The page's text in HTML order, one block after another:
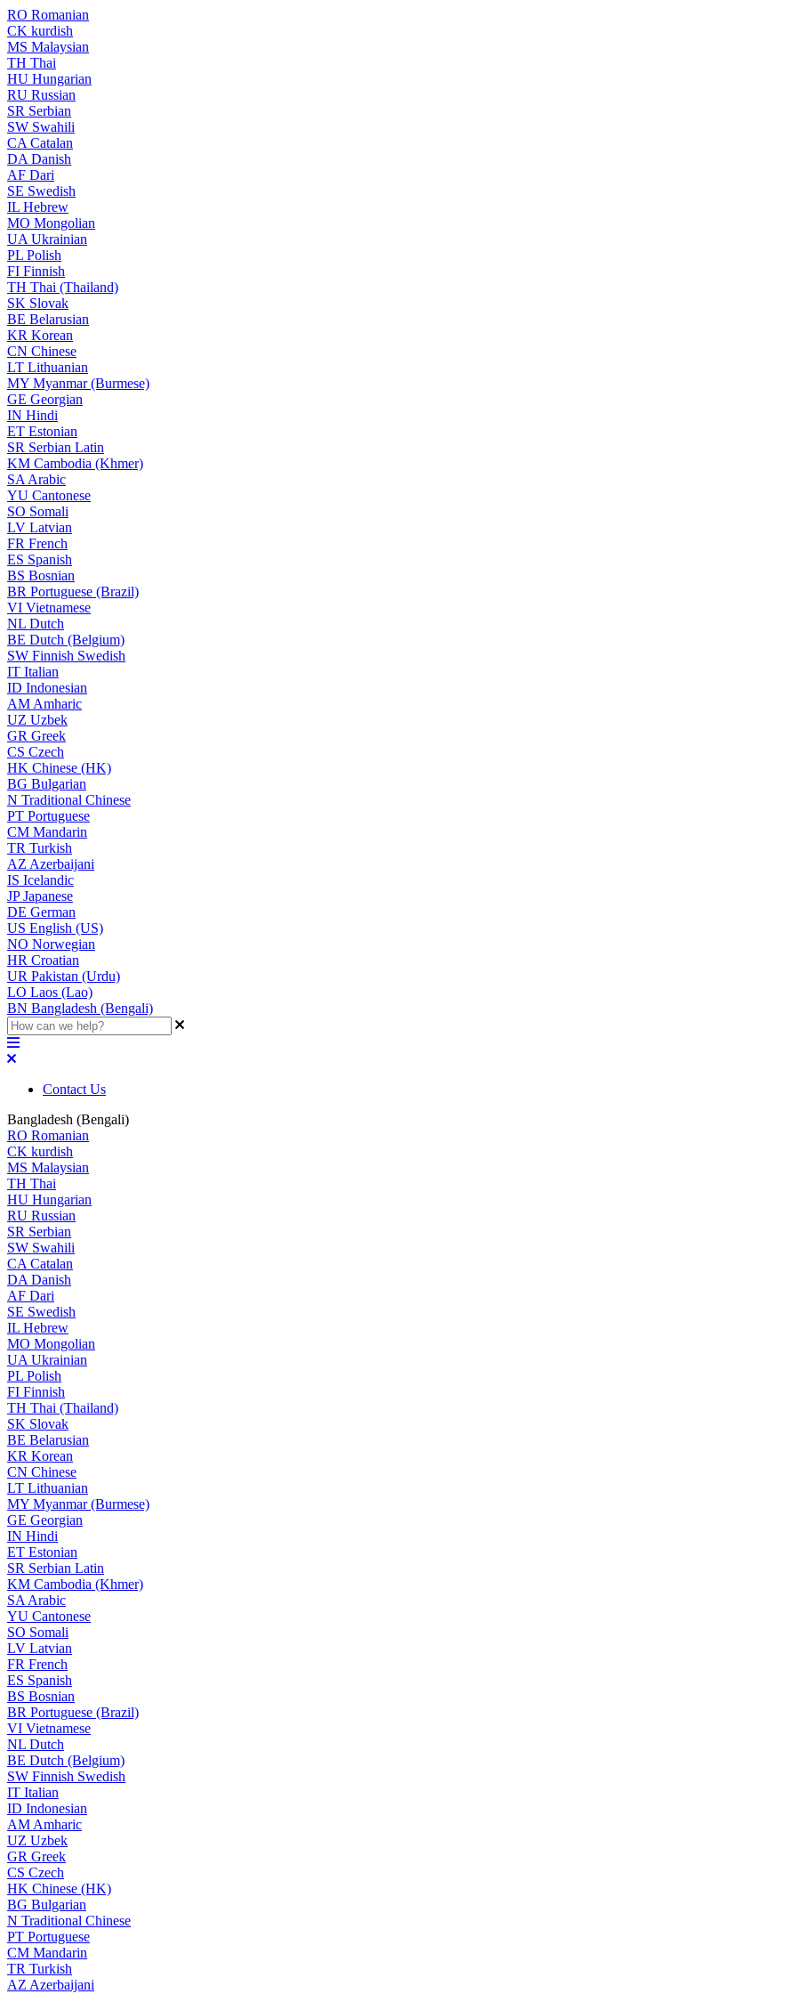
RO Romanian
CK kurdish
MS Malaysian
TH Thai
HU Hungarian
RU Russian
SR Serbian
SW Swahili
CA Catalan
DA Danish
AF Dari
SE Swedish
IL Hebrew
MO Mongolian
UA Ukrainian
PL Polish
FI Finnish
TH Thai (Thailand)
SK Slovak
BE Belarusian
KR Korean
CN Chinese
LT Lithuanian
MY Myanmar (Burmese)
GE Georgian
IN Hindi
ET Estonian
SR Serbian Latin
KM Cambodia (Khmer)
SA Arabic
YU Cantonese
SO Somali
LV Latvian
FR French
ES Spanish
BS Bosnian
BR Portuguese (Brazil)
VI Vietnamese
NL Dutch
BE Dutch (Belgium)
SW Finnish Swedish
IT Italian
ID Indonesian
AM Amharic
UZ Uzbek
GR Greek
CS Czech
HK Chinese (HK)
BG Bulgarian
N Traditional Chinese
PT Portuguese
CM Mandarin
TR Turkish
AZ Azerbaijani
IS Icelandic
JPJapanese
DE German
US English (US)
NO Norwegian
HR Croatian
UR Pakistan (Urdu)
LO Laos (Lao)
BN Bangladesh (Bengali)
Contact Us
Bangladesh (Bengali)
RO Romanian
CK kurdish
MS Malaysian
TH Thai
HU Hungarian
RU Russian
SR Serbian
SW Swahili
CA Catalan
DA Danish
AF Dari
SE Swedish
IL Hebrew
MO Mongolian
UA Ukrainian
PL Polish
FI Finnish
TH Thai (Thailand)
SK Slovak
BE Belarusian
KR Korean
CN Chinese
LT Lithuanian
MY Myanmar (Burmese)
GE Georgian
IN Hindi
ET Estonian
SR Serbian Latin
KM Cambodia (Khmer)
SA Arabic
YU Cantonese
SO Somali
LV Latvian
FR French
ES Spanish
BS Bosnian
BR Portuguese (Brazil)
VI Vietnamese
NL Dutch
BE Dutch (Belgium)
SW Finnish Swedish
IT Italian
ID Indonesian
AM Amharic
UZ Uzbek
GR Greek
CS Czech
HK Chinese (HK)
BG Bulgarian
N Traditional Chinese
PT Portuguese
CM Mandarin
TR Turkish
AZ Azerbaijani